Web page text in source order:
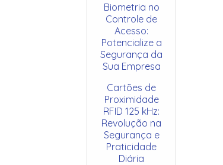
Biometria no
Controle de
Acesso:
Potencialize a
Segurança da
Sua Empresa
Cartões de
Proximidade
RFID 125 kHz:
Revolução na
Segurança e
Praticidade
Diária